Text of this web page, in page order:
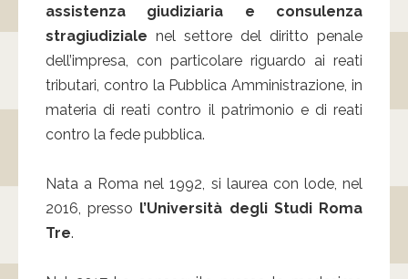
assistenza giudiziaria e consulenza
stragiudiziale nel settore del diritto penale
dell’impresa, con particolare riguardo ai reati
tributari, contro la Pubblica Amministrazione, in
materia di reati contro il patrimonio e di reati
contro la fede pubblica.
Nata a Roma nel 1992, si laurea con lode, nel
2016, presso l’Università degli Studi Roma
Tre.